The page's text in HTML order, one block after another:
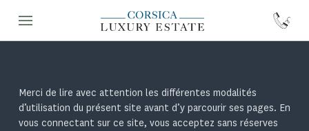
Merci de lire avec attention les différentes modalités
d’utilisation du présent site avant d’y parcourir ses pages. En
vous connectant sur ce site, vous acceptez sans réserves